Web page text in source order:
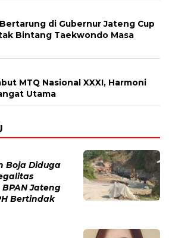
di Gubernur Jateng Cup
Bintang Taekwondo Masa
MTQ Nasional XXXI, Harmoni
Utama
Boja Diduga
Jateng
Bertindak